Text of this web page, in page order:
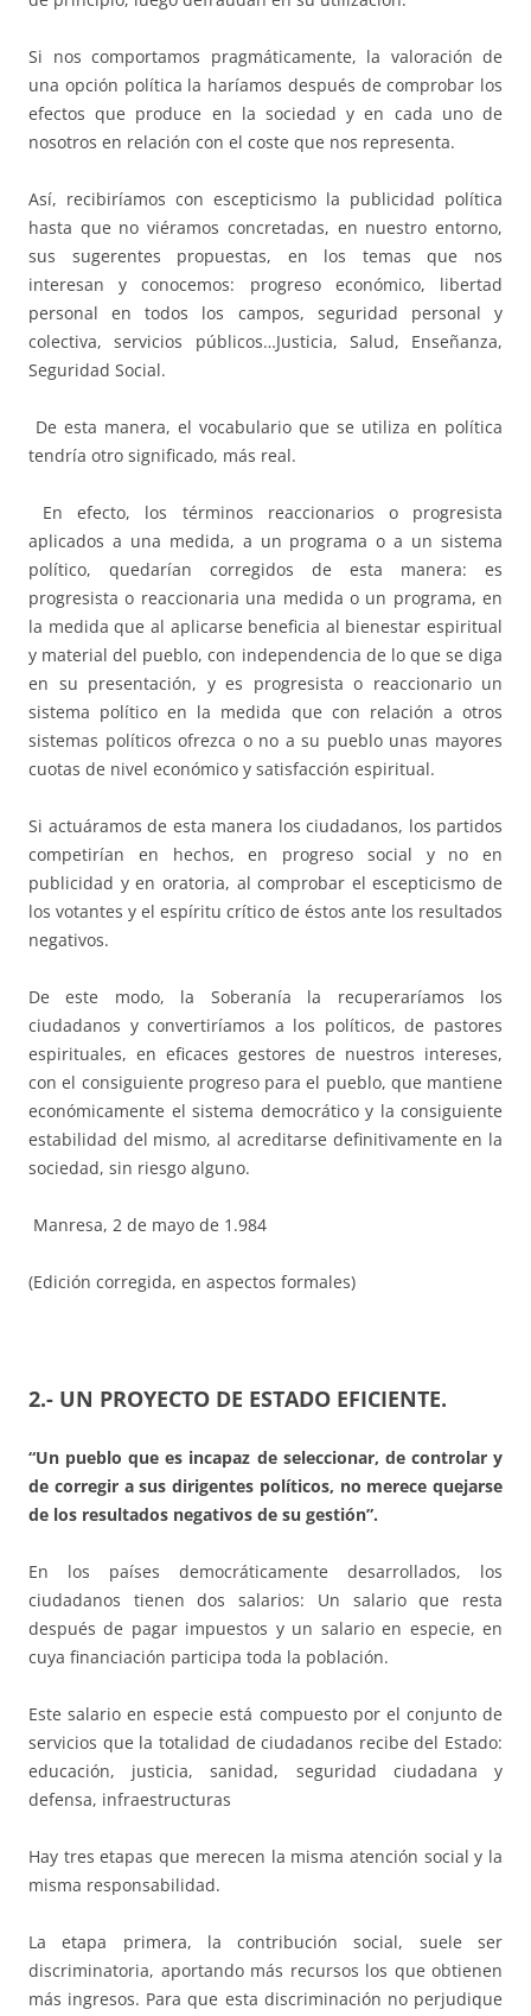
Si nos comportamos pragmáticamente, la valoración de
una opción política la haríamos después de comprobar los
efectos que produce en la sociedad y en cada uno de
nosotros en relación con el coste que nos representa.
Así, recibiríamos con escepticismo la publicidad política
hasta que no viéramos concretadas, en nuestro entorno,
sus sugerentes propuestas, en los temas que nos
interesan y conocemos: progreso económico, libertad
personal en todos los campos, seguridad personal y
colectiva, servicios públicos…Justicia, Salud, Enseñanza,
Seguridad Social.
De esta manera, el vocabulario que se utiliza en política
tendría otro significado, más real.
En efecto, los términos reaccionarios o progresista
aplicados a una medida, a un programa o a un sistema
político, quedarían corregidos de esta manera: es
progresista o reaccionaria una medida o un programa, en
la medida que al aplicarse beneficia al bienestar espiritual
y material del pueblo, con independencia de lo que se diga
en su presentación, y es progresista o reaccionario un
sistema político en la medida que con relación a otros
sistemas políticos ofrezca o no a su pueblo unas mayores
cuotas de nivel económico y satisfacción espiritual.
Si actuáramos de esta manera los ciudadanos, los partidos
competirían en hechos, en progreso social y no en
publicidad y en oratoria, al comprobar el escepticismo de
los votantes y el espíritu crítico de éstos ante los resultados
negativos.
De este modo, la Soberanía la recuperaríamos los
ciudadanos y convertiríamos a los políticos, de pastores
espirituales, en eficaces gestores de nuestros intereses,
con el consiguiente progreso para el pueblo, que mantiene
económicamente el sistema democrático y la consiguiente
estabilidad del mismo, al acreditarse definitivamente en la
sociedad, sin riesgo alguno.
Manresa, 2 de mayo de 1.984
(Edición corregida, en aspectos formales)
2.- UN PROYECTO DE ESTADO EFICIENTE.
“Un pueblo que es incapaz de seleccionar, de controlar y
de corregir a sus dirigentes políticos, no merece quejarse
de los resultados negativos de su gestión”.
En los países democráticamente desarrollados, los
ciudadanos tienen dos salarios: Un salario que resta
después de pagar impuestos y un salario en especie, en
cuya financiación participa toda la población.
Este salario en especie está compuesto por el conjunto de
servicios que la totalidad de ciudadanos recibe del Estado:
educación, justicia, sanidad, seguridad ciudadana y
defensa, infraestructuras
Hay tres etapas que merecen la misma atención social y la
misma responsabilidad.
La etapa primera, la contribución social, suele ser
discriminatoria, aportando más recursos los que obtienen
más ingresos. Para que esta discriminación no perjudique